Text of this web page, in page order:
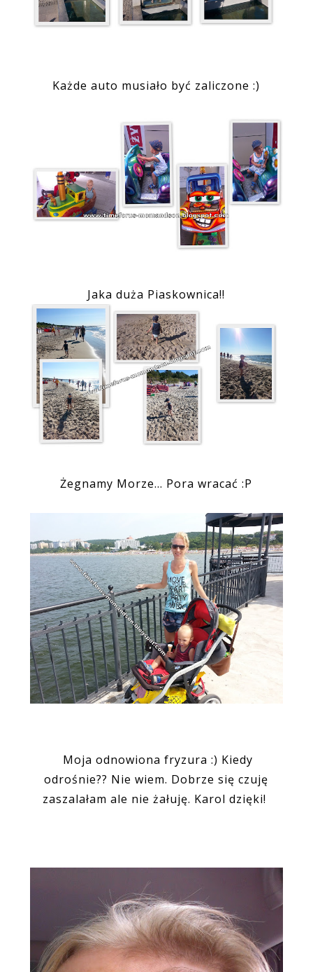
Każde auto musiało być zaliczone :)
Jaka duża Piaskownica!!
Żegnamy Morze... Pora wracać :P
Moja odnowiona fryzura :) Kiedy
odrośnie?? Nie wiem. Dobrze się czuję
zaszalałam ale nie żałuję. Karol dzięki!